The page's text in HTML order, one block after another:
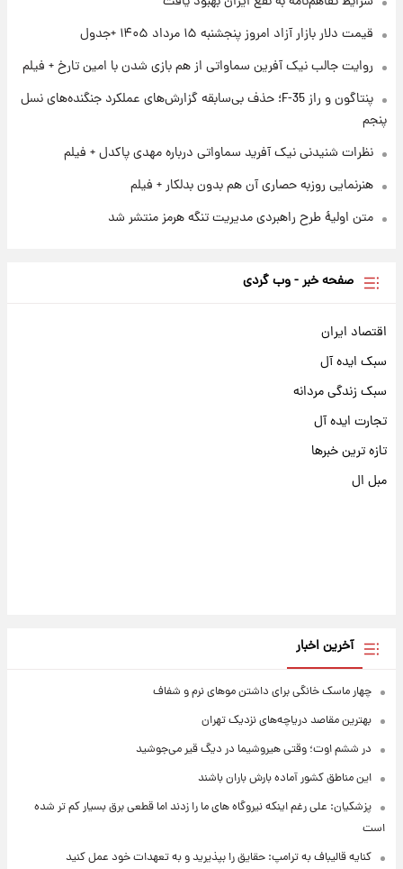
۱ روز پیش
نام خودرو، مبلغ پیش پرداخت و زمان تحویل |
سود مشارکت چند درصد است؟
قیمت دلار بازار آزاد امروز پنجشنبه ۱۵ مرداد ۱۴۰۵ +جدول
روایت جالب نیک آفرین سماواتی از هم بازی شدن با امین تارخ + فیلم
پنتاگون و راز F-35؛ حذف بی‌سابقه گزارش‌های عملکرد جنگنده‌های نسل
پنجم
نظرات شنیدنی نیک آفرید سماواتی درباره مهدی پاکدل + فیلم
هنرنمایی روزبه حصاری آن هم بدون بدلکار + فیلم
متن اولیۀ طرح راهبردی مدیریت تنگه هرمز منتشر شد
صفحه خبر - وب گردی
اقتصاد ایران
سبک ایده آل
سبک زندگی مردانه
تجارت ایده آل
تازه ترین خبرها
مبل ال
آخرین اخبار
چهار ماسک خانگی برای داشتن موهای نرم و شفاف
بهترین مقاصد دریاچه‌های نزدیک تهران
در ششم اوت؛ وقتی هیروشیما در دیگ قیر می‌جوشید
این مناطق کشور آماده بارش باران باشند
پزشکیان: علی رغم اینکه نیروگاه های ما را زدند اما قطعی برق بسیار کم تر شده
است
کنایه قالیباف به ترامپ: حقایق را بپذیرید و به تعهدات خود عمل کنید